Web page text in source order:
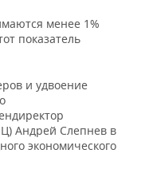
менее 1%
показатель
и удвоение
Андрей Слепнев в
экономического